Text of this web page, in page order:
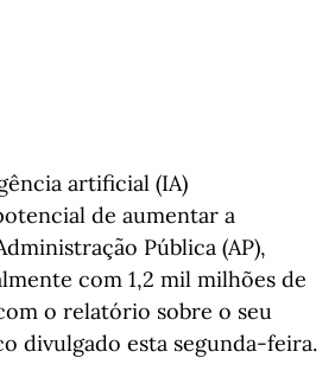
artificial (IA)
de aumentar a
Pública (AP),
com 1,2 mil milhões de
o relatório sobre o seu
divulgado esta segunda-feira.